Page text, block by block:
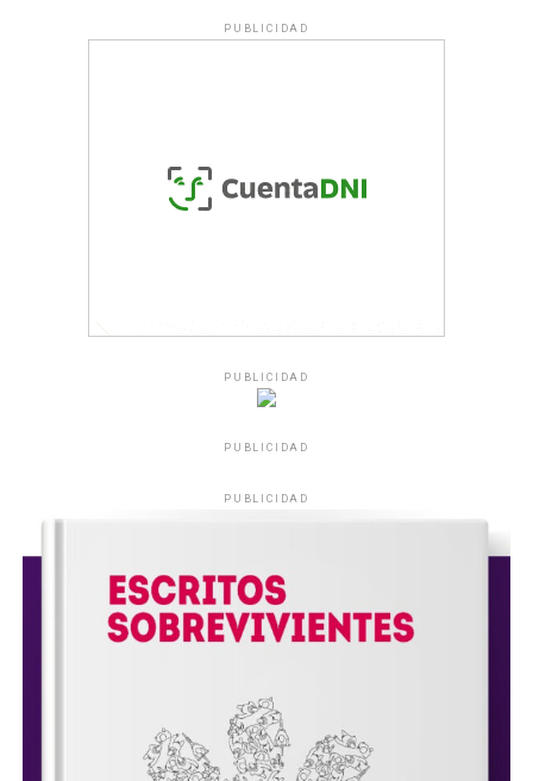
PUBLICIDAD
PUBLICIDAD
PUBLICIDAD
PUBLICIDAD